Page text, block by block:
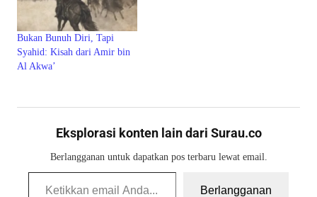
Bukan Bunuh Diri, Tapi
Syahid: Kisah dari Amir bin
Al Akwa’
Eksplorasi konten lain dari Surau.co
Berlangganan untuk dapatkan pos terbaru lewat email.
Ketikkan email Anda...
Berlangganan